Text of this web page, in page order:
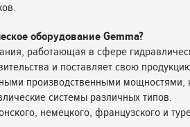
оборудование Gemma?
работающая в сфере
и поставляет свою
производственными мощностями,
системы различных типов.
немецкого, французского и